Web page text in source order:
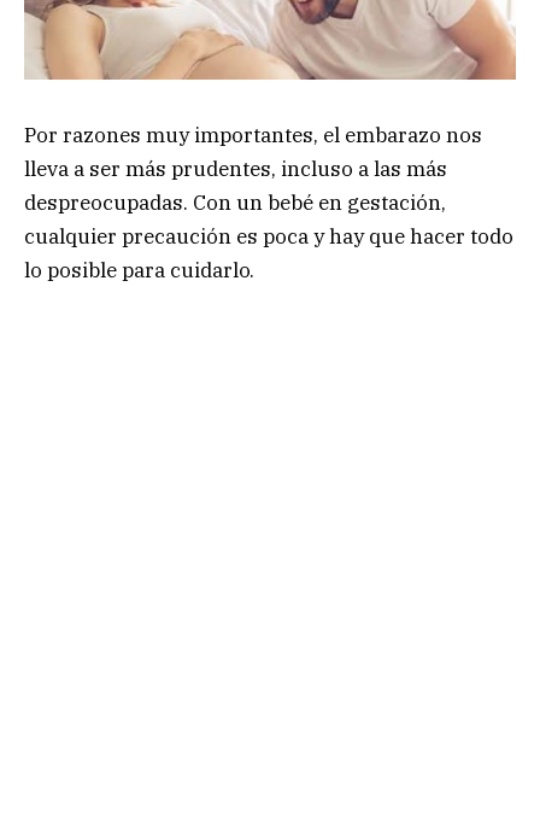
Por razones muy importantes, el embarazo nos
lleva a ser más prudentes, incluso a las más
despreocupadas. Con un bebé en gestación,
cualquier precaución es poca y hay que hacer todo
lo posible para cuidarlo.